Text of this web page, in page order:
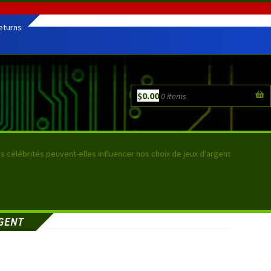
$0.000 items
célébrités peuvent-elles influencer nos choix de jeux d'argent